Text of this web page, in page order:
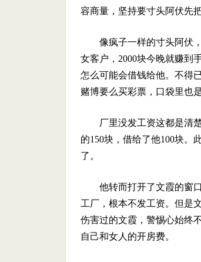
容商量，坚持要寸头阿伏先
像疯子一样的寸头阿伏
女客户，2000块今晚就赚到
怎么可能会借钱给他。不得
赌博要么买彩票，口袋里也
厂里没发工资这都是清
的150块，借给了他100块。
了。
他转而打开了文霞的窗
工厂，根本不发工资。但是
伤害过的文霞，警惕心始终
自己和女人的开房费。